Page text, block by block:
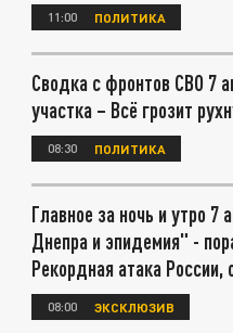
11:00 ПОЛИТИКА
Сводка с фронтов СВО 7
участка – Всё грозит
08:30 ПОЛИТИКА
Главное за ночь и утро 7
Днепра и эпидемия" -
Рекордная атака России,
08:00 ЭКСКЛЮЗИВ